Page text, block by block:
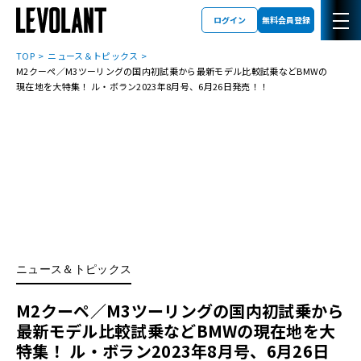
ログイン 無料会員登録
TOP
ニュース＆トピックス
M2クーペ／M3ツーリングの国内初試乗から最新モデル比較試乗などBMWの
現在地を大特集！ ル・ボラン2023年8月号、6月26日発売！！
ニュース＆トピックス
M2クーペ／M3ツーリングの国内初試乗から
最新モデル比較試乗などBMWの現在地を大
特集！ ル・ボラン2023年8月号、6月26日